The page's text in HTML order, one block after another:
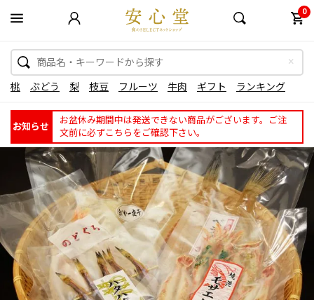
0
桃 ぶどう 梨 枝豆 フルーツ 牛肉 ギフト ランキング
お知らせ
お盆休み期間中は発送できない商品がございます。ご注
文前に必ずこちらをご確認下さい。